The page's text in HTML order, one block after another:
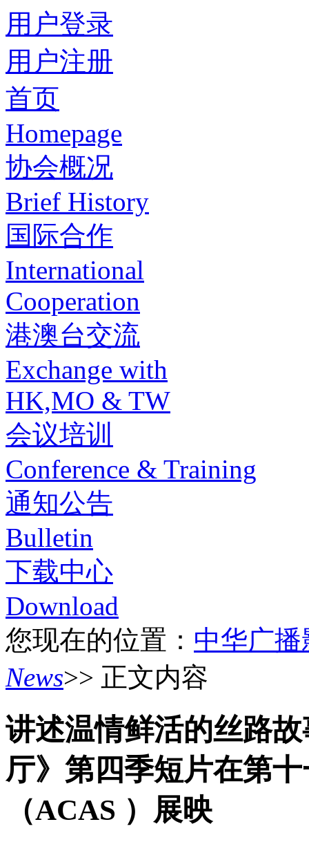
用户登录
用户注册
首页
Homepage
协会概况
Brief History
国际合作
International
Cooperation
港澳台交流
Exchange with
HK,MO & TW
会议培训
Conference & Training
通知公告
Bulletin
下载中心
Download
您现在的位置： 中华广
News>> 正文内容
讲述温情鲜活的丝路
厅》第四季短片在第
（ACAS ）展映